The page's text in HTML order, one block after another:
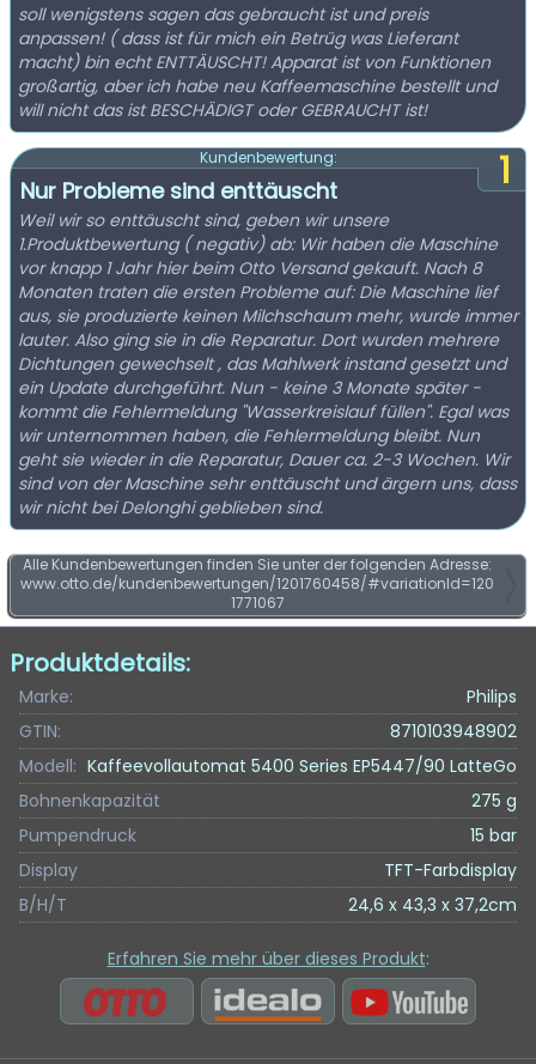
soll wenigstens sagen das gebraucht ist und preis
anpassen! ( dass ist für mich ein Betrüg was Lieferant
macht) bin echt ENTTÄUSCHT! Apparat ist von Funktionen
großartig, aber ich habe neu Kaffeemaschine bestellt und
will nicht das ist BESCHÄDIGT oder GEBRAUCHT ist!
1
Kundenbewertung:
Nur Probleme sind enttäuscht
Weil wir so enttäuscht sind, geben wir unsere
1.Produktbewertung ( negativ) ab: Wir haben die Maschine
vor knapp 1 Jahr hier beim Otto Versand gekauft. Nach 8
Monaten traten die ersten Probleme auf: Die Maschine lief
aus, sie produzierte keinen Milchschaum mehr, wurde immer
lauter. Also ging sie in die Reparatur. Dort wurden mehrere
Dichtungen gewechselt , das Mahlwerk instand gesetzt und
ein Update durchgeführt. Nun - keine 3 Monate später -
kommt die Fehlermeldung "Wasserkreislauf füllen". Egal was
wir unternommen haben, die Fehlermeldung bleibt. Nun
geht sie wieder in die Reparatur, Dauer ca. 2-3 Wochen. Wir
sind von der Maschine sehr enttäuscht und ärgern uns, dass
wir nicht bei Delonghi geblieben sind.
Alle Kundenbewertungen finden Sie unter der folgenden Adresse:
www.otto.de/kundenbewertungen/1201760458/#variationId=120
1771067
Produktdetails:
Marke:
Philips
GTIN:
8710103948902
Modell: Kaffeevollautomat 5400 Series EP5447/90 LatteGo
Bohnenkapazität
275 g
Pumpendruck
15 bar
Display
TFT-Farbdisplay
B/H/T
24,6 x 43,3 x 37,2cm
Erfahren Sie mehr über dieses Produkt: